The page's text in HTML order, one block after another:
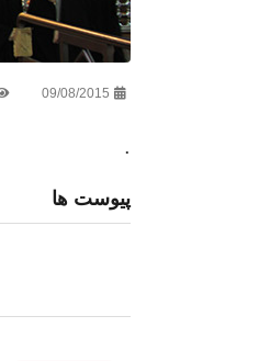
09/08/2015
.
پیوست ها